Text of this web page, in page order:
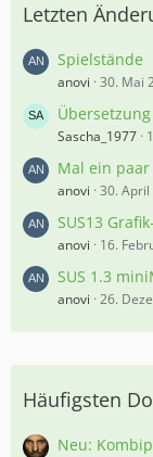
Letzten
Spielstände
anovi 30. Mai
Sascha_1977
Mal ein paar
anovi 30.
SUS13
anovi 16.
SUS 1.3
anovi 26.
Häufigsten
Neu: